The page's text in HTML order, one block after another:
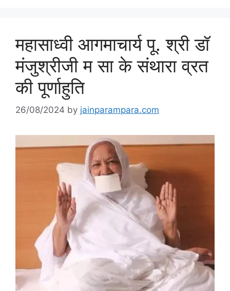
महासाध्वी आगमाचार्य पू. श्री डॉ
मंजुश्रीजी म सा के संथारा व्रत
की पूर्णाहुति
26/08/2024 by jainparampara.com